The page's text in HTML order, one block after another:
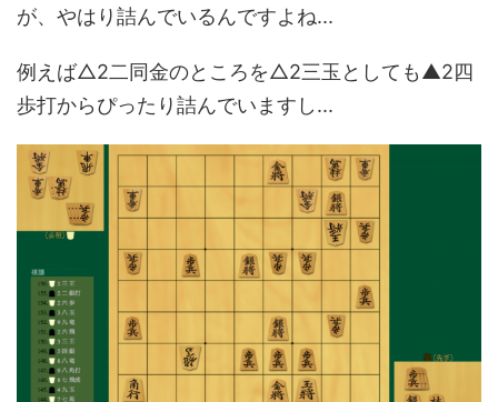
が、やはり詰んでいるんですよね...
例えば△2二同金のところを△2三玉としても▲2四
歩打からぴったり詰んでいますし...